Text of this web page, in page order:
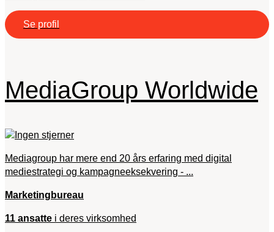
Se profil
MediaGroup Worldwide
Mediagroup har mere end 20 års erfaring med digital
mediestrategi og kampagneeksekvering - ...
Marketingbureau
11 ansatte i deres virksomhed